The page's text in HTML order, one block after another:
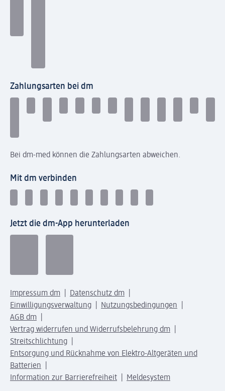
Zahlungsarten bei dm
Bei dm-med können die Zahlungsarten abweichen.
Mit dm verbinden
Jetzt die dm-App herunterladen
Impressum dm
Datenschutz dm
Einwilligungsverwaltung
Nutzungsbedingungen
AGB dm
Vertrag widerrufen und Widerrufsbelehrung dm
Streitschlichtung
Entsorgung und Rücknahme von Elektro-Altgeräten und
Batterien
Information zur Barrierefreiheit
Meldesystem